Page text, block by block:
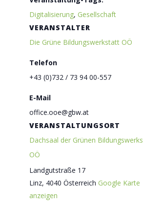
Digitalisierung, Gesellschaft
VERANSTALTUNGSORT
Dachsaal der Grünen
OÖ
Landgutstraße 17
Linz, 4040 Österreich Google Karte
anzeigen
VERANSTALTER
Die Grüne Bildungswerkstatt OÖ
Telefon
+43 (0)732 / 73 94 00-557
E-Mail
office.ooe@gbw.at